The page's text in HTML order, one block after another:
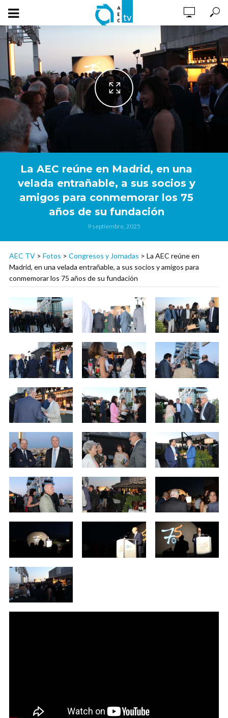
La AEC reúne en Madrid, en una
velada entrañable, a sus socios y
amigos para conmemorar los 75
años de su fundación
9 septiembre, 2025
AEC TV > Fotos > Congresos y Jornadas > La AEC reúne en
Madrid, en una velada entrañable, a sus socios y amigos para
conmemorar los 75 años de su fundación